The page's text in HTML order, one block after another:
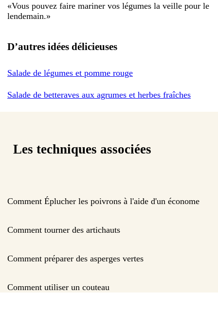
«Vous pouvez faire mariner vos légumes la veille pour le
lendemain.»
D’autres idées délicieuses
Salade de légumes et pomme rouge
Salade de betteraves aux agrumes et herbes fraîches
Les techniques associées
Comment Éplucher les poivrons à l'aide d'un économe
Comment tourner des artichauts
Comment préparer des asperges vertes
Comment utiliser un couteau